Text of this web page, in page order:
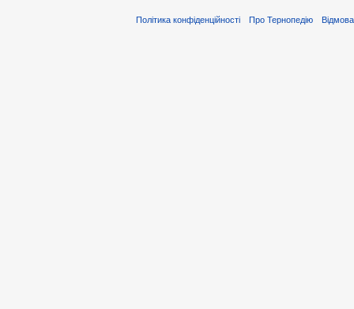
Політика конфіденційності Про Тернопедію Відмова